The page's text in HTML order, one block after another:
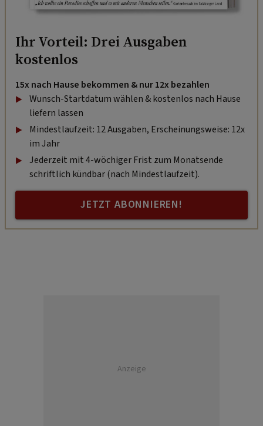
Ihr Vorteil: Drei Ausgaben
kostenlos
15x nach Hause bekommen & nur 12x bezahlen
Wunsch-Startdatum wählen & kostenlos nach Hause
liefern lassen
Mindestlaufzeit: 12 Ausgaben, Erscheinungsweise: 12x
im Jahr
Jederzeit mit 4-wöchiger Frist zum Monatsende
schriftlich kündbar (nach Mindestlaufzeit).
JETZT ABONNIEREN!
Anzeige